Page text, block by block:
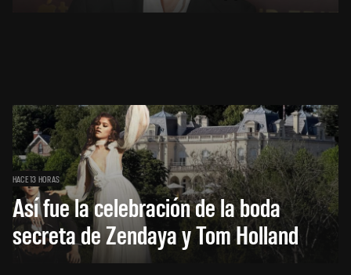
HACE 13 HORAS
Así fue la celebración de la boda
secreta de Zendaya y Tom Holland